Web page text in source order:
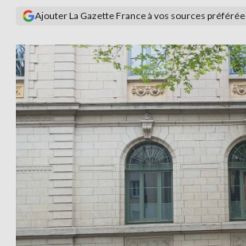
Ajouter La Gazette France à vos sources